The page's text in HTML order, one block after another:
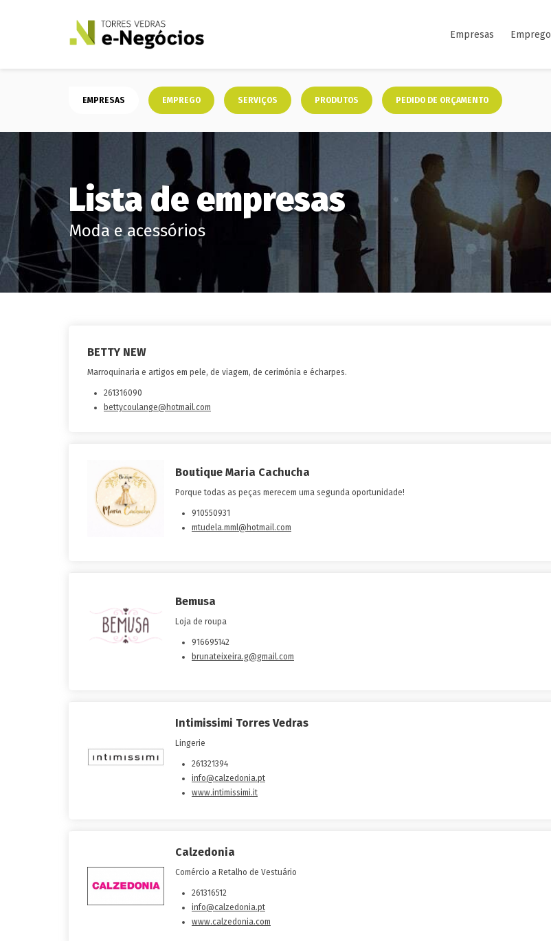
Empresas Emprego
EMPRESAS EMPREGO SERVIÇOS PRODUTOS PEDIDO DE ORÇAMENTO
Lista de empresas
Moda e acessórios
BETTY NEW
Marroquinaria e artigos em pele, de viagem, de cerimónia e écharpes.
261316090
bettycoulange@hotmail.com
Boutique Maria Cachucha
Porque todas as peças merecem uma segunda oportunidade!
910550931
mtudela.mml@hotmail.com
Bemusa
Loja de roupa
916695142
brunateixeira.g@gmail.com
Intimissimi Torres Vedras
Lingerie
261321394
info@calzedonia.pt
www.intimissimi.it
Calzedonia
Comércio a Retalho de Vestuário
261316512
info@calzedonia.pt
www.calzedonia.com